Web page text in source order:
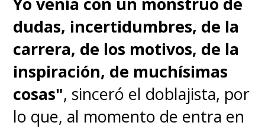
-Arco del Barrio del Placer-
Yuki Kaji, Eren Yeager, Attack on
Titan Final Season Part 2
dudas, incertidumbres, de la
carrera, de los motivos, de la
inspiración, de muchísimas
cosas", sinceró el doblajista, por
lo que, al momento de entra en